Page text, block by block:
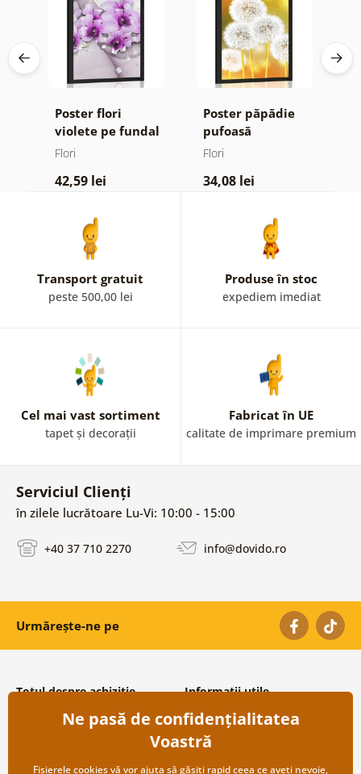
Poster flori
violete pe fundal
abstract
Flori
42,59 lei
Poster păpădie
pufoasă
Flori
34,08 lei
Transport gratuit
peste 500,00 lei
Produse în stoc
expediem imediat
Cel mai vast sortiment
tapet și decorații
Fabricat în UE
calitate de imprimare premium
Serviciul Clienți
în zilele lucrătoare Lu-Vi: 10:00 - 15:00
+40 37 710 2270 info@dovido.ro
Urmărește-ne pe
Totul despre achiziție
Condiții și termeni generali
Protecția datelor personale
Transport și modalități de plată
Returnare
Informații utile
Despre noi
Întrebări frecvente
Contacte
Cooperare angro
Ne pasă de confidențialitatea
Voastră
Fișierele cookies vă vor ajuta să găsiți rapid ceea ce aveți nevoie,